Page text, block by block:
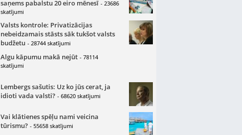
saņems pabalstu 20 eiro mēnesī - 23686
skatījumi
Valsts kontrole: Privatizācijas
nebeidzamais stāsts sāk tukšot valsts
budžetu - 28744 skatījumi
Algu kāpumu makā nejūt - 78114
skatījumi
Lembergs sašutis: Uz ko jūs cerat, ja
idioti vada valsti? - 68620 skatījumi
Vai klātienes spēļu nami veicina
tūrismu? - 55658 skatījumi